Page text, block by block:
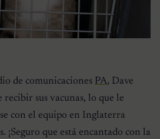
de comunicaciones PA, Dave
recibir sus vacunas, lo que le
con el equipo en Inglaterra
¡Seguro que está encantado con la